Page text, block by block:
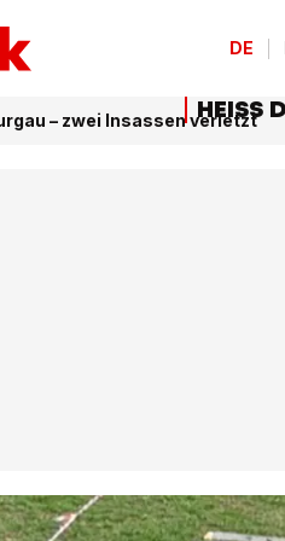
DE
– zwei Insassen verletzt
HEISS